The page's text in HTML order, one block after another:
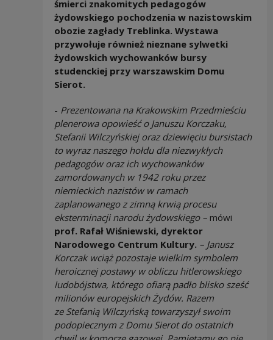
śmierci znakomitych pedagogów
żydowskiego pochodzenia w nazistowskim
obozie zagłady Treblinka. Wystawa
przywołuje również nieznane sylwetki
żydowskich wychowanków bursy
studenckiej przy warszawskim Domu
Sierot.
- Prezentowana na Krakowskim Przedmieściu
plenerowa opowieść o Januszu Korczaku,
Stefanii Wilczyńskiej oraz dziewięciu bursistach
to wyraz naszego hołdu dla niezwykłych
pedagogów oraz ich wychowanków
zamordowanych w 1942 roku przez
niemieckich nazistów w ramach
zaplanowanego z zimną krwią procesu
eksterminacji narodu żydowskiego –mówi
prof. Rafał Wiśniewski, dyrektor
Narodowego Centrum Kultury. – Janusz
Korczak wciąż pozostaje wielkim symbolem
heroicznej postawy w obliczu hitlerowskiego
ludobójstwa, którego ofiarą padło blisko sześć
milionów europejskich Żydów. Razem
ze Stefanią Wilczyńską towarzyszył swoim
podopiecznym z Domu Sierot do ostatnich